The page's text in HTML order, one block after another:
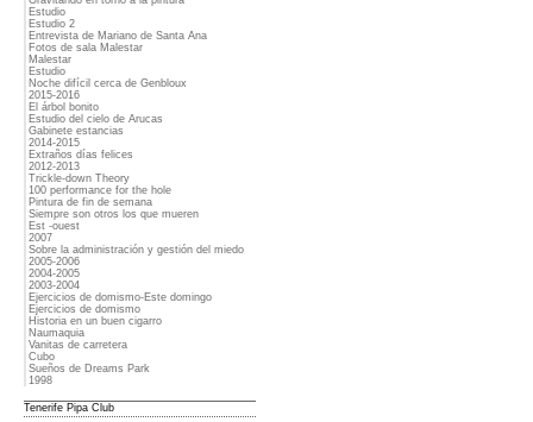
Estudio
Estudio 2
Entrevista de Mariano de Santa Ana
Fotos de sala Malestar
Malestar
Estudio
Noche difícil cerca de Genbloux
2015-2016
El árbol bonito
Estudio del cielo de Arucas
Gabinete estancias
2014-2015
Extraños días felices
2012-2013
Trickle-down Theory
100 performance for the hole
Pintura de fin de semana
Siempre son otros los que mueren
Est -ouest
2007
Sobre la administración y gestión del miedo
2005-2006
2004-2005
2003-2004
Ejercicios de domismo-Este domingo
Ejercicios de domismo
Historia en un buen cigarro
Naumaquia
Vanitas de carretera
Cubo
Sueños de Dreams Park
1998
Tenerife Pipa Club